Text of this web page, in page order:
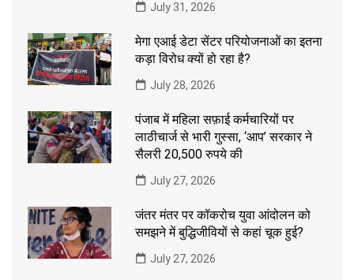
July 31, 2026
मेगा एआई डेटा सेंटर परियोजनाओं का इतना
कड़ा विरोध क्यों हो रहा है?
July 28, 2026
पंजाब में महिला सफ़ाई कर्मचारियों पर
लाठीचार्ज से भारी गुस्सा, ‘आप’ सरकार ने
सैलरी 20,500 रुपये की
July 27, 2026
जंतर मंतर पर कॉकरोच युवा आंदोलन को
समझने में बुद्धिजीवियों से कहां चूक हुई?
July 27, 2026